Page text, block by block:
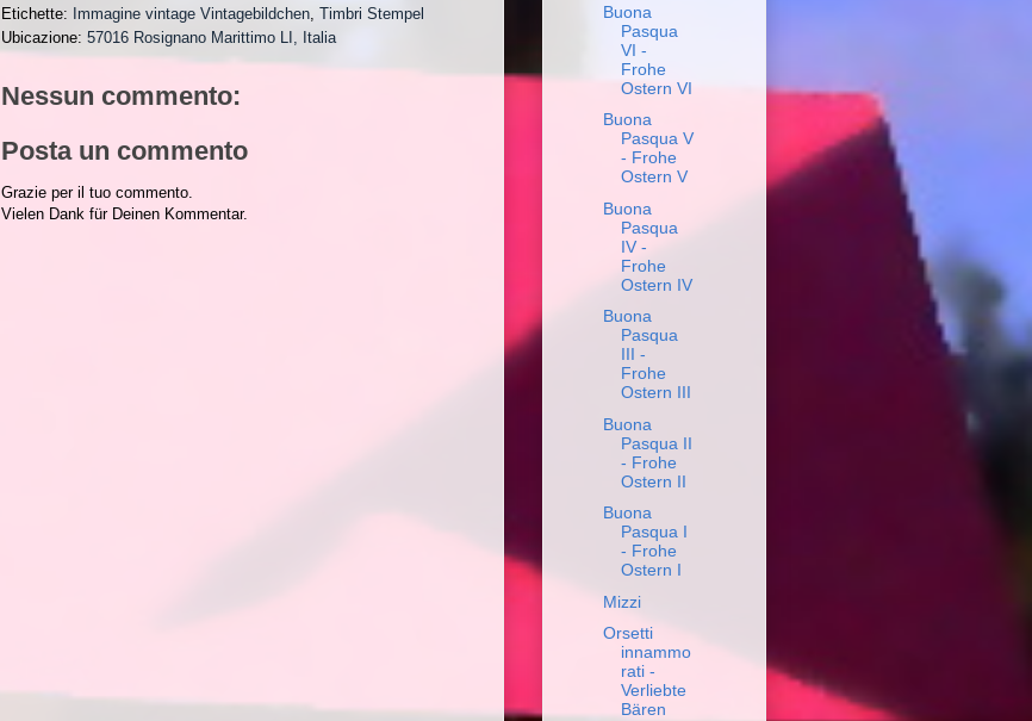
Etichette: Immagine vintage Vintagebildchen, Timbri Stempel
Ubicazione: 57016 Rosignano Marittimo LI, Italia
Nessun commento:
Posta un commento
Grazie per il tuo commento.
Vielen Dank für Deinen Kommentar.
Buona
Pasqua
VI -
Frohe
Ostern VI
Buona
Pasqua V
- Frohe
Ostern V
Buona
Pasqua
IV -
Frohe
Ostern IV
Buona
Pasqua
III -
Frohe
Ostern III
Buona
Pasqua II
- Frohe
Ostern II
Buona
Pasqua I
- Frohe
Ostern I
Mizzi
Orsetti
innammo
rati -
Verliebte
Bären